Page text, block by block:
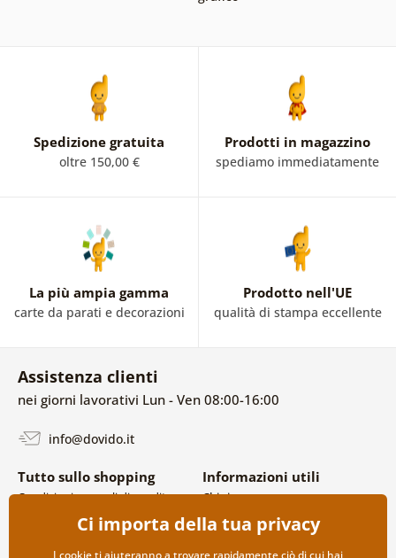
Spedizione gratuita
oltre 150,00 €
Prodotti in magazzino
spediamo immediatamente
La più ampia gamma
carte da parati e decorazioni
Prodotto nell'UE
qualità di stampa eccellente
Assistenza clienti
nei giorni lavorativi Lun - Ven 08:00-16:00
info@dovido.it
Tutto sullo shopping
Condizioni generali di vendita e
Politica sulla privacy
Opzioni di spedizione e
Informazioni utili
Chi siamo
FAQ
Contatti
Collaborazione all’ingrosso
Ci importa della tua privacy
I cookie ti aiuteranno a trovare rapidamente ciò di cui hai